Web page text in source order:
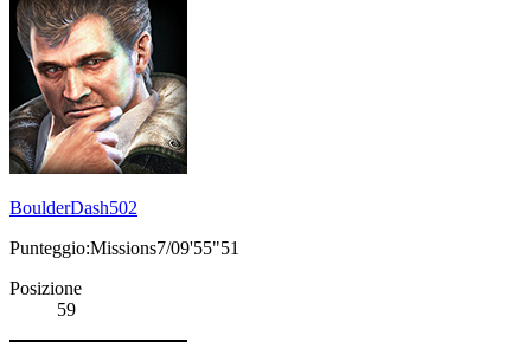
BoulderDash502
Punteggio:Missions7/09'55"51
Posizione
59